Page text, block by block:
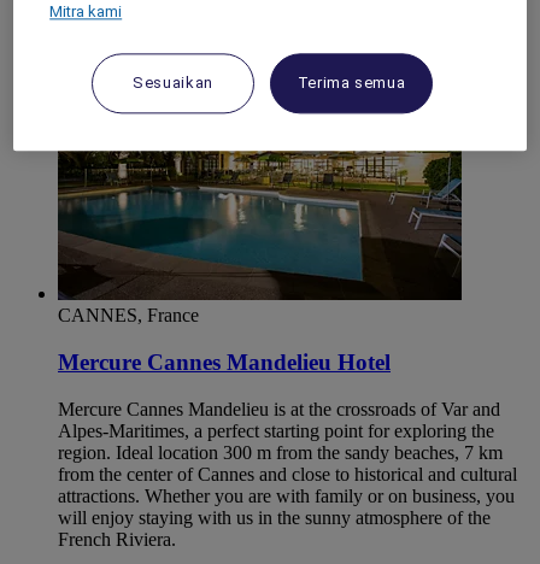
4,3/5
CANNES, France
Mercure Cannes Mandelieu Hotel
Mercure Cannes Mandelieu is at the crossroads of Var and
Alpes-Maritimes, a perfect starting point for exploring the
region. Ideal location 300 m from the sandy beaches, 7 km
from the center of Cannes and close to historical and cultural
attractions. Whether you are with family or on business, you
will enjoy staying with us in the sunny atmosphere of the
French Riviera.
Mitra kami
Sesuaikan Terima semua